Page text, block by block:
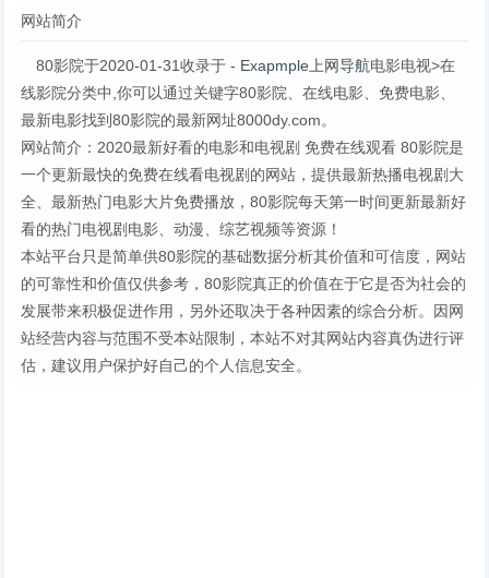
网站简介
80影院于2020-01-31收录于 - Exapmple上网导航电影电视>在
线影院分类中,你可以通过关键字80影院、在线电影、免费电影、
最新电影找到80影院的最新网址8000dy.com。
网站简介：2020最新好看的电影和电视剧 免费在线观看 80影院是
一个更新最快的免费在线看电视剧的网站，提供最新热播电视剧大
全、最新热门电影大片免费播放，80影院每天第一时间更新最新好
看的热门电视剧电影、动漫、综艺视频等资源！
本站平台只是简单供80影院的基础数据分析其价值和可信度，网站
的可靠性和价值仅供参考，80影院真正的价值在于它是否为社会的
发展带来积极促进作用，另外还取决于各种因素的综合分析。因网
站经营内容与范围不受本站限制，本站不对其网站内容真伪进行评
估，建议用户保护好自己的个人信息安全。